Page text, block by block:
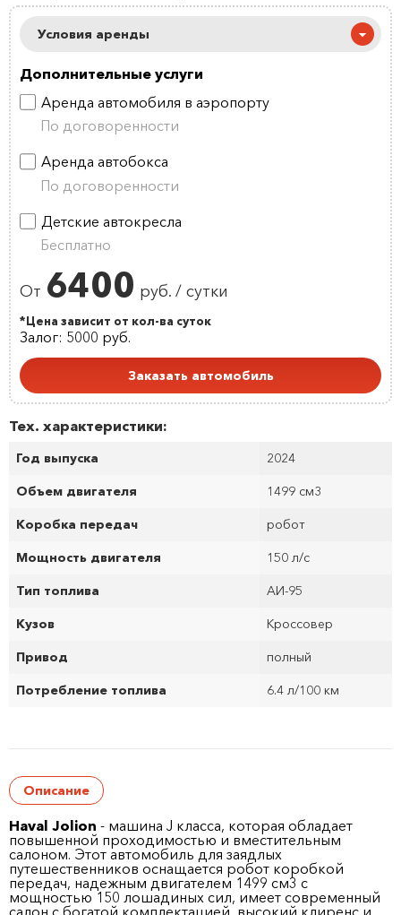
Условия аренды
Дополнительные услуги
Аренда автомобиля в аэропорту
По договоренности
Аренда автобокса
По договоренности
Детские автокресла
Бесплатно
От 6400 руб. / сутки
*Цена зависит от кол-ва суток
Залог: 5000 руб.
Заказать автомобиль
Тех. характеристики:
Год выпуска 2024
Объем двигателя 1499 см3
Коробка передач робот
Мощность двигателя 150 л/с
Тип топлива АИ-95
Кузов Кроссовер
Привод полный
Потребление топлива 6.4 л/100 км
Описание
Haval Jolion - машина J класса, которая обладает
повышенной проходимостью и вместительным
салоном. Этот автомобиль для заядлых
путешественников оснащается робот коробкой
передач, надежным двигателем 1499 см3 с
мощностью 150 лошадиных сил, имеет современный